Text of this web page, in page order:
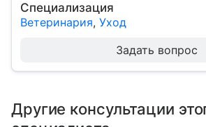
Специализация
Ветеринария, Уход
Задать вопрос
Другие консультации